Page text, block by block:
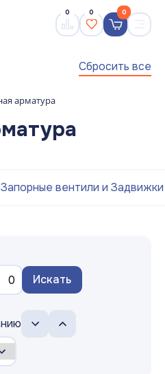
0 0 0
Сбросить все
арматура
Запорные вентили и Задвижки
Искать